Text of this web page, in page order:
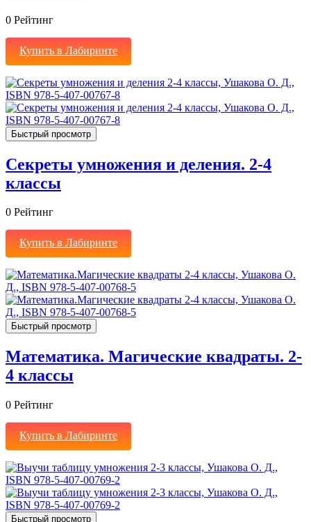
0 Рейтинг
Купить в Лабиринте
Быстрый просмотр
Секреты умножения и деления. 2-4
классы
0 Рейтинг
Купить в Лабиринте
Быстрый просмотр
Математика. Магические квадраты. 2-
4 классы
0 Рейтинг
Купить в Лабиринте
Быстрый просмотр